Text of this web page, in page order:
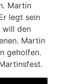
Martin
legt sein
will den
Martin
geholfen.